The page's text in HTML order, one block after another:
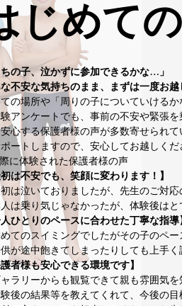
じめて
ちの子、泣かずに参加できるかな…」
不安な気持ちのまま、まずは一度お越
の場所や「周りの子についていける
アンケートでも、事前の不安や緊張
心する保護者様の声が多数寄せられ
ートしますので、安心してお越しくだ
に体験された保護者様の声
は不安でも、笑顔に変わります！】
初は泣いておりましたが、先生のご対
は乗り気じゃなかったが、体験後はと
人ひとりのペースに合わせた丁寧な指導】
めてのスイミングでしたがその子のペ
供が途中飽きてしまったりしても上手
護者様も安心できる環境です】
ャラリーからも観覧できて親も雰囲気
験後の結果等を教えてくれて、今後の